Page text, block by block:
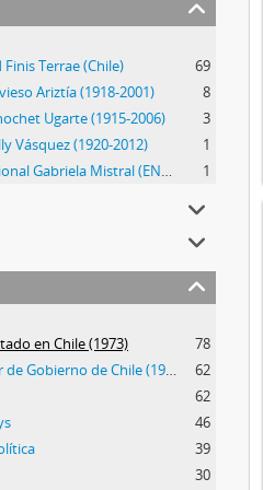
Terrae (Chile)
69
Ariztía (1918-2001)
8
Ugarte (1915-2006)
3
Vásquez (1920-2012)
1
Editora nacional Gabriela Mistral (ENGM) (1973-1976)
1
en Chile (1973)
78
Junta Militar de Gobierno de Chile (1973-1990)
62
62
46
39
30